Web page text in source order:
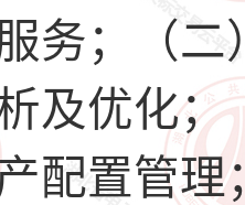
务；（
及优化
产配置管